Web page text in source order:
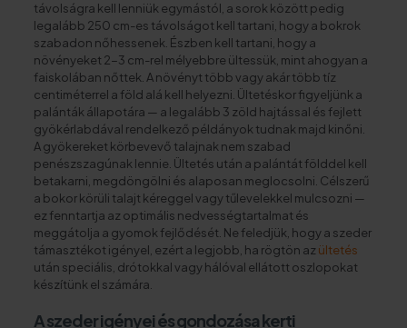
távolságra kell lenniük egymástól, a sorok között pedig
legalább 250 cm-es távolságot kell tartani, hogy a bokrok
szabadon nőhessenek. Észben kell tartani, hogy a
növényeket 2-3 cm-rel mélyebbre ültessük, mint ahogyan a
faiskolában nőttek. A növényt több vagy akár több tíz
centiméterrel a föld alá kell helyezni. Ültetéskor figyeljünk a
palánták állapotára — a legalább 3 zöld hajtással és fejlett
gyökérlabdával rendelkező példányok tudnak majd kinőni.
A gyökereket körbevevő talajnak nem szabad
penészszagúnak lennie. Ültetés után a palántát földdel kell
betakarni, megdöngölni és alaposan meglocsolni. Célszerű
a bokor körüli talajt kéreggel vagy tűlevelekkel mulcsozni —
ez fenntartja az optimális nedvességtartalmat és
meggátolja a gyomok fejlődését. Ne feledjük, hogy a szeder
támasztékot igényel, ezért a legjobb, ha rögtön az ültetés
után speciális, drótokkal vagy hálóval ellátott oszlopokat
készítünk el számára.
A szeder igényei és gondozása kerti